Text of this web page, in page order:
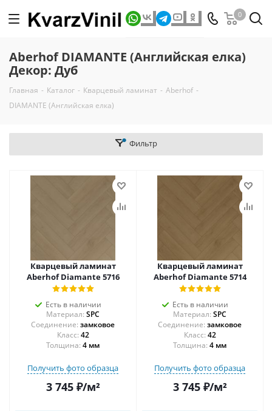
0
Aberhof DIAMANTE (Английская елка)
Декор: Дуб
Главная - Каталог - Кварцевый ламинат - Aberhof -
DIAMANTE (Английская елка)
Фильтр
Кварцевый ламинат
Aberhof Diamante 5716
Есть в наличии
Материал: SPC
Соединение: замковое
42
Толщина: 4 мм
Получить фото образца
3 745₽/м²
Кварцевый ламинат
Aberhof Diamante 5714
Есть в наличии
Материал: SPC
Соединение: замковое
42
Толщина: 4 мм
Получить фото образца
3 745₽/м²